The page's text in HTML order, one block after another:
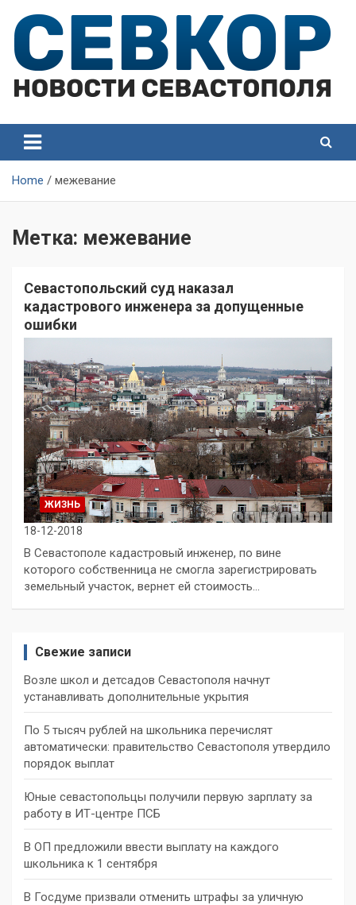
content
Севастополя
Севастополя
Home межевание
Метка: межевание
Севастопольский суд наказал
кадастрового инженера за допущенные
ошибки
ЖИЗНЬ
18-12-2018
В Севастополе кадастровый инженер, по вине
которого собственница не смогла зарегистрировать
земельный участок, вернет ей стоимость…
Свежие записи
Возле школ и детсадов Севастополя начнут
устанавливать дополнительные укрытия
По 5 тысяч рублей на школьника перечислят
автоматически: правительство Севастополя утвердило
порядок выплат
Юные севастопольцы получили первую зарплату за
работу в ИТ-центре ПСБ
В ОП предложили ввести выплату на каждого
школьника к 1 сентября
В Госдуме призвали отменить штрафы за уличную